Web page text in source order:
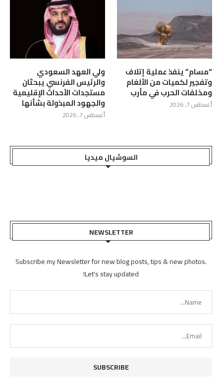
“مسام” ينفذ عملية إتلاف
وتفجير لكميات من الألغام
ومخلفات الحرب في مأرب
أغسطس 7, 2026
ولي العهد السعودي
والرئيس الفرنسي يبحثان
مستجدات الأحداث الإقليمية
والجهود المبذولة بشأنها
أغسطس 7, 2026
السوشيال ميديا
NEWSLETTER
Subscribe my Newsletter for new blog posts, tips & new photos.
Let's stay updated!